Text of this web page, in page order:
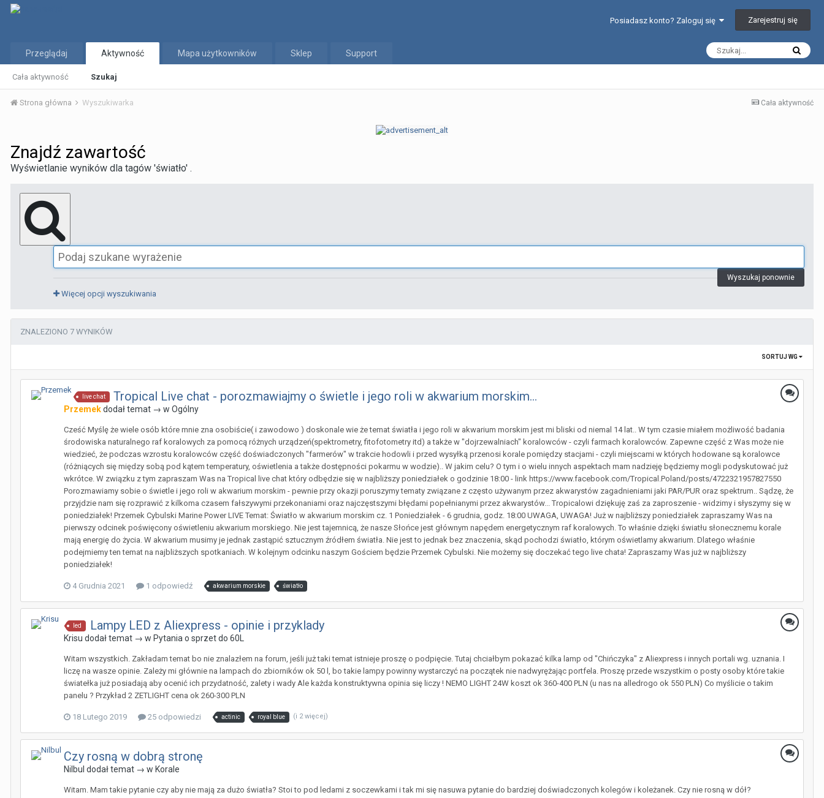
Posiadasz konto? Zaloguj się Zarejestruj się
Przeglądaj Aktywność
Cała aktywność Szukaj
Mapa użytkowników Sklep Support
Cała aktywność
Strona główna Wyszukiwarka
Znajdź zawartość
Wyświetlanie wyników dla tagów 'światło' .
Wyszukaj ponownie
Więcej opcji wyszukiwania
ZNALEZIONO 7 WYNIKÓW
SORTUJ WG
live chat Tropical Live chat - porozmawiajmy o świetle i jego roli w akwarium morskim...
Przemekdodał temat → w Ogólny
Cześć Myślę że wiele osób które mnie zna osobiście( i zawodowo ) doskonale wie że temat światła i jego roli w akwarium morskim jest mi bliski od niemal 14 lat.. W tym czasie miałem możliwość badania
środowiska naturalnego raf koralowych za pomocą różnych urządzeń(spektrometry, fitofotometry itd) a także w "dojrzewalniach" koralowców - czyli farmach koralowców. Zapewne część z Was może nie
wiedzieć, że podczas wzrostu koralowców część doświadczonych "farmerów" w trakcie hodowli i przed wysyłką przenosi korale pomiędzy stacjami - czyli miejscami w których hodowane są koralowce
(różniących się między sobą pod kątem temperatury, oświetlenia a także dostępności pokarmu w wodzie).. W jakim celu? O tym i o wielu innych aspektach mam nadzieję będziemy mogli podyskutować już
wkrótce. W związku z tym zapraszam Was na Tropical live chat który odbędzie się w najbliższy poniedziałek o godzinie 18:00 - link https://www.facebook.com/Tropical.Poland/posts/4722321957827550
Porozmawiamy sobie o świetle i jego roli w akwarium morskim - pewnie przy okazji poruszymy tematy związane z często używanym przez akwarystów zagadnieniami jaki PAR/PUR oraz spektrum.. Sądzę, że
przyjdzie nam się rozprawić z kilkoma czasem fałszywymi przekonaniami oraz najczęstszymi błędami popełnianymi przez akwarystów... Tropicalowi dziękuję zaś za zaproszenie - widzimy i słyszymy się w
poniedziałek! Przemek Cybulski Marine Power LIVE Temat: Światło w akwarium morskim cz. 1 Poniedziałek - 6 grudnia, godz. 18:00 UWAGA, UWAGA! Już w najbliższy poniedziałek zapraszamy Was na
pierwszy odcinek poświęcony oświetleniu akwarium morskiego. Nie jest tajemnicą, że nasze Słońce jest głównym napędem energetycznym raf koralowych. To właśnie dzięki światłu słonecznemu korale
mają energię do życia. W akwarium musimy je jednak zastąpić sztucznym źródłem światła. Nie jest to jednak bez znaczenia, skąd pochodzi światło, którym oświetlamy akwarium. Dlatego właśnie
podejmiemy ten temat na najbliższych spotkaniach. W kolejnym odcinku naszym Gościem będzie Przemek Cybulski. Nie możemy się doczekać tego live chata! Zapraszamy Was już w najbliższy
poniedziałek!
4 Grudnia 2021 1 odpowiedź akwarium morskie światło
led Lampy LED z Aliexpress - opinie i przyklady
Krisu dodał temat → w Pytania o sprzet do 60L
Witam wszystkich. Zakładam temat bo nie znalazłem na forum, jeśli już taki temat istnieje proszę o podpięcie. Tutaj chciałbym pokazać kilka lamp od "Chińczyka" z Aliexpress i innych portali wg. uznania. I
liczę na wasze opinie. Zależy mi głównie na lampach do zbiorników ok 50 l, bo takie lampy powinny wystarczyć na początek nie nadwyrężając portfela. Proszę przede wszystkim o posty osoby które takie
światełka już posiadają aby ocenić ich przydatność, zalety i wady Ale każda konstruktywna opinia się liczy ! NEMO LIGHT 24W koszt ok 360-400 PLN (u nas na alledrogo ok 550 PLN) Co myślicie o takim
panelu ? Przykład 2 ZETLIGHT cena ok 260-300 PLN
18 Lutego 2019 25 odpowiedzi actinic royal blue (i 2 więcej)
Czy rosną w dobrą stronę
Nilbul dodał temat → w Korale
Witam. Mam takie pytanie czy aby nie mają za dużo światła? Stoi to pod ledami z soczewkami i tak mi się nasuwa pytanie do bardziej doświadczonych kolegów i koleżanek. Czy nie rosną w dół?